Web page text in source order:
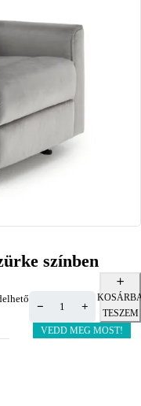
színben
TESZEM
VEDD MEG MOST!